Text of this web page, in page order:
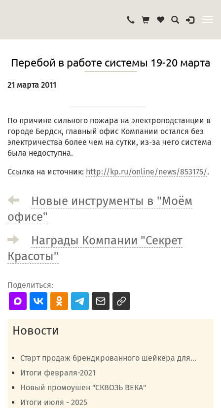
Перебой в работе системы 19-20 марта
21 марта 2011
По причине сильного пожара на электроподстанции в
городе Бердск, главный офис Компании остался без
электричества более чем на сутки, из-за чего система
была недоступна.
Ссылка на источник: http://kp.ru/online/news/853175/.
Новые инструменты в "Моём
офисе"
Награды Компании "Секрет
Красоты"
Поделиться:
Новости
Старт продаж брендированного шейкера для...
Итоги февраля-2021
Новый промоушен "СКВОЗЬ ВЕКА"
Итоги июля - 2025